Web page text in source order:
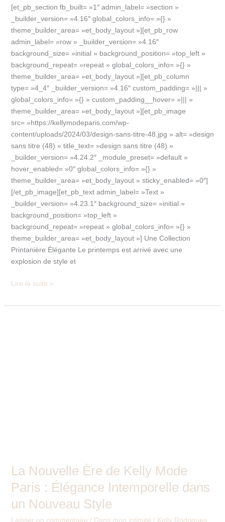
[et_pb_section fb_built= »1″ admin_label= »section »
_builder_version= »4.16″ global_colors_info= »{} »
theme_builder_area= »et_body_layout »][et_pb_row
admin_label= »row » _builder_version= »4.16″
background_size= »initial » background_position= »top_left »
background_repeat= »repeat » global_colors_info= »{} »
theme_builder_area= »et_body_layout »][et_pb_column
type= »4_4″ _builder_version= »4.16″ custom_padding= »||| »
global_colors_info= »{} » custom_padding__hover= »||| »
theme_builder_area= »et_body_layout »][et_pb_image
src= »https://kellymodeparis.com/wp-
content/uploads/2024/03/design-sans-titre-48.jpg » alt= »design
sans titre (48) » title_text= »design sans titre (48) »
_builder_version= »4.24.2″ _module_preset= »default »
hover_enabled= »0″ global_colors_info= »{} »
theme_builder_area= »et_body_layout » sticky_enabled= »0″]
[/et_pb_image][et_pb_text admin_label= »Text »
_builder_version= »4.23.1″ background_size= »initial »
background_position= »top_left »
background_repeat= »repeat » global_colors_info= »{} »
theme_builder_area= »et_body_layout »] Une Collection
Printanière Élégante Le printemps est arrivé avec une
explosion de style et
Lire la suite »
La Nouvelle Ère de Kelly Mode
Paris : Élégance Intemporelle dans
un Nouveau Style
Laisser un commentaire / Dans mon intimité / Kelly Rodrigues
Style